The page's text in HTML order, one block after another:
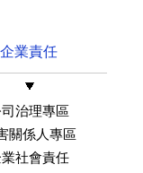
企業責任
治理專區
關係人專區
社會責任